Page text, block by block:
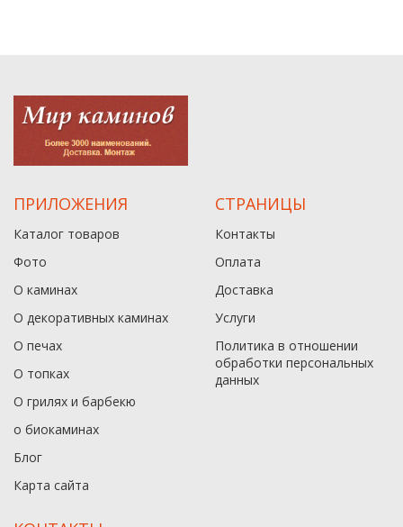
ПРИЛОЖЕНИЯ
Каталог товаров
Фото
О каминах
О декоративных каминах
О печах
О топках
О грилях и барбекю
о биокаминах
Блог
Карта сайта
СТРАНИЦЫ
Контакты
Оплата
Доставка
Услуги
Политика в отношении
обработки персональных
данныx